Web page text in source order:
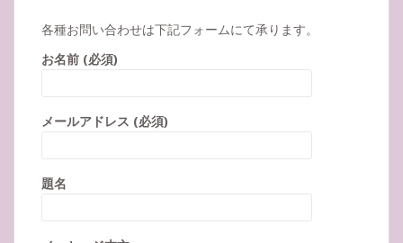
各種お問い合わせは下記フォームにて承ります。
お名前 (必須)
メールアドレス (必須)
題名